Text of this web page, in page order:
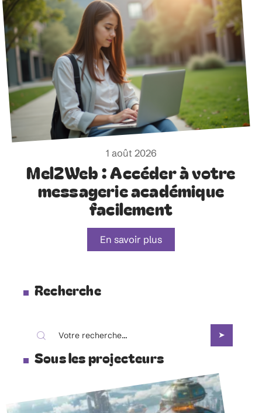
1 août 2026
Mel2Web : Accéder à votre
messagerie académique
facilement
En savoir plus
Recherche
Sous les projecteurs